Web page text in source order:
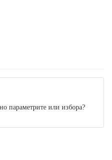
параметрите или избора?